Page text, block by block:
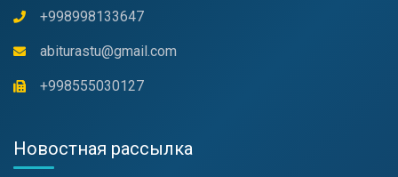
+998998133647
abiturastu@gmail.com
+998555030127
Новостная рассылка